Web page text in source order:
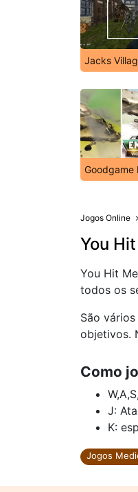
Jacks
Goodgame
Jogos Online
You
You Hit
todos os
São
objetivos.
Como
J:
K:
Jogos